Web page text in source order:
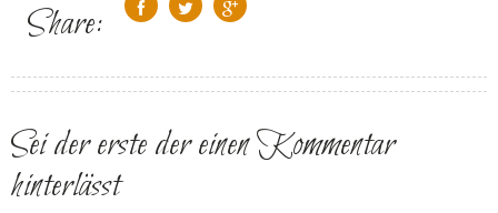
Share:
Sei der erste der einen Kommentar
hinterlässt